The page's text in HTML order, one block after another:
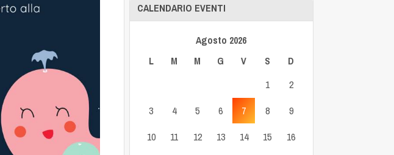
CALENDARIO EVENTI
Agosto 2026
L
M M G V S D
1
2
3
4 5 6 7 8
9
10
11 12 13 14 15
16